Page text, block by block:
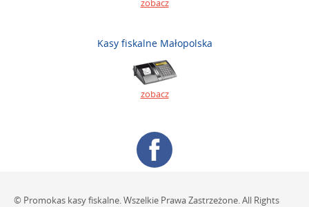
zobacz
Kasy fiskalne Małopolska
zobacz
© Promokas kasy fiskalne. Wszelkie Prawa Zastrzeżone. All Rights